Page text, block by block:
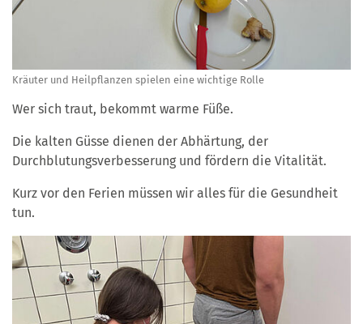
Kräuter und Heilpflanzen spielen eine wichtige Rolle
Wer sich traut, bekommt warme Füße.
Die kalten Güsse dienen der Abhärtung, der
Durchblutungsverbesserung und fördern die Vitalität.
Kurz vor den Ferien müssen wir alles für die Gesundheit
tun.